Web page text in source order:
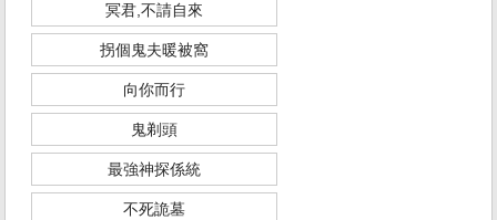
冥君,不請自來
拐個鬼夫暖被窩
向你而行
鬼剃頭
最強神探係統
不死詭墓